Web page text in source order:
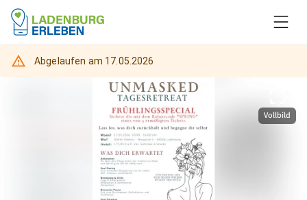
Abgelaufen am 17.05.2026
Vollbild